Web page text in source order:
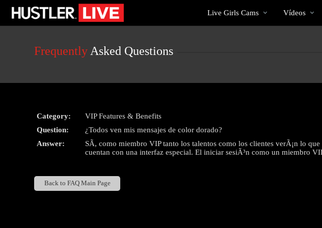
User
Cams
Live Girls Cams
populares
Vídeos
Frequently Asked Questions
Category:
VIP Features & Benefits
Question:
¿Todos ven mis mensajes de color dorado?
Answer:
SÃ­, como miembro VIP tanto los talentos como los clientes verÃ¡n lo
cuentan con una interfaz especial. El iniciar sesiÃ³n como un miembro
Back to FAQ Main Page